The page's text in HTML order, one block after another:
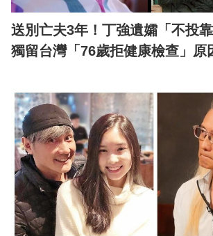
送別亡夫3年！丁強遺孀「不投
獨留台灣「76歲拒健康檢查」原